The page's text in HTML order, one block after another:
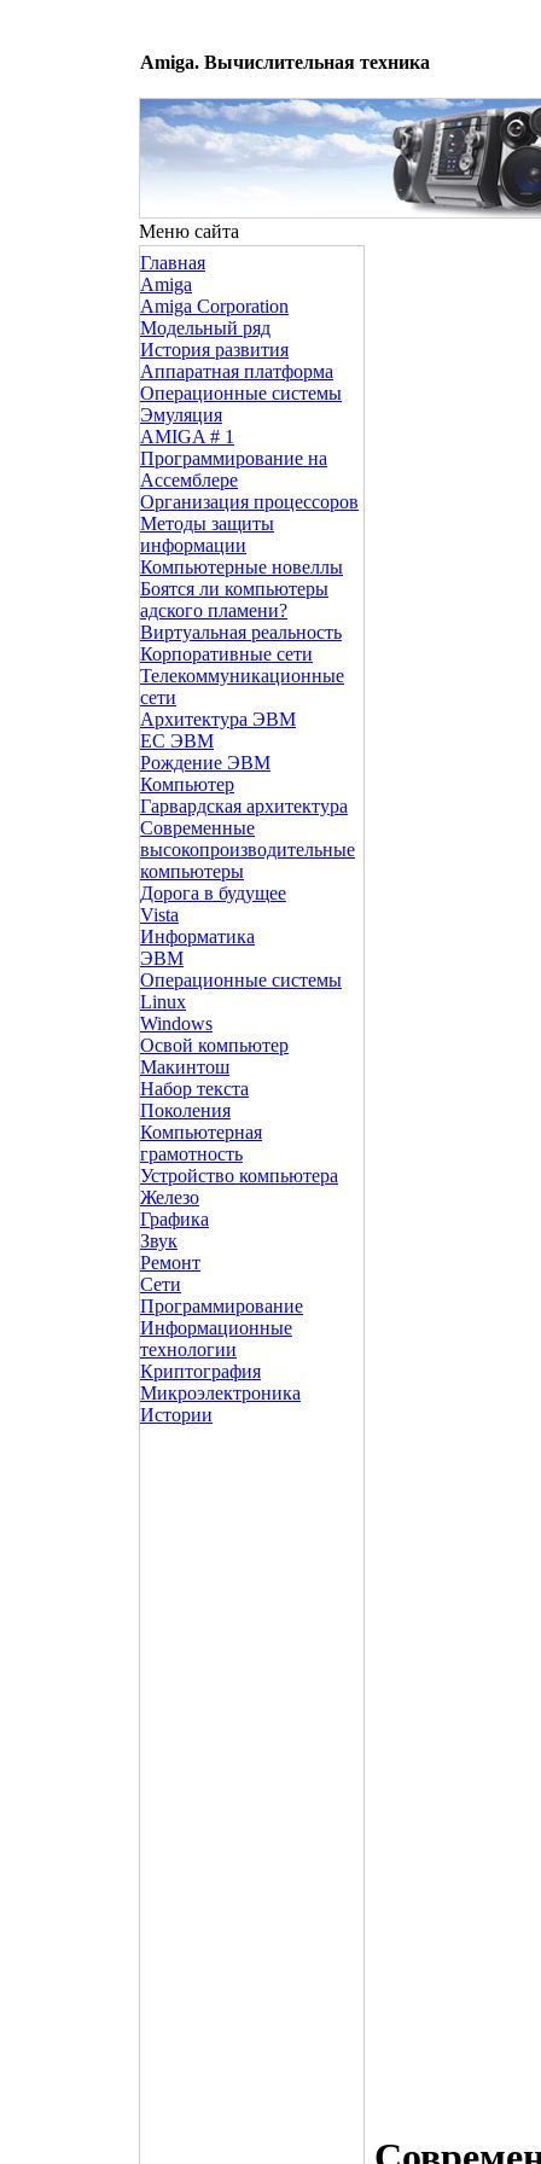
Amiga. Вычислительная техника
Меню сайта
Главная
Amiga
Amiga Corporation
Модельный ряд
История развития
Аппаратная платформа
Операционные системы
Эмуляция
AMIGA # 1
Программирование на
Ассемблере
Организация процессоров
Методы защиты
информации
Компьютерные новеллы
Боятся ли компьютеры
адского пламени?
Виртуальная реальность
Корпоративные сети
Телекоммуникационные
сети
Архитектура ЭВМ
ЕС ЭВМ
Рождение ЭВМ
Компьютер
Гарвардская архитектура
Современные
высокопроизводительные
компьютеры
Дорога в будущее
Vista
Инфоpматика
ЭВМ
Операционные системы
Linux
Windows
Освой компьютер
Макинтош
Набор текста
Поколения
Компьютерная
грамотность
Устройство компьютера
Железо
Графика
Звук
Ремонт
Сети
Программирование
Информационные
технологии
Криптография
Микроэлектроника
Истории